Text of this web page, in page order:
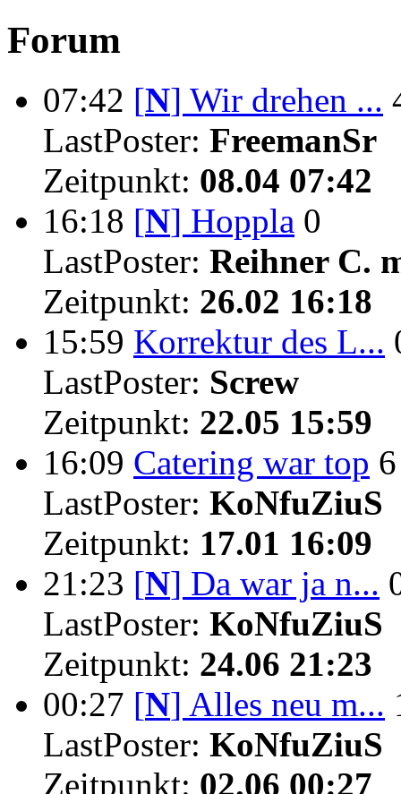
Forum
07:42 [N] Wir drehen ...
LastPoster: FreemanSr
Zeitpunkt: 08.04 07:42
16:18 [N] Hoppla 0
LastPoster: Reihner C.
Zeitpunkt: 26.02 16:18
15:59 Korrektur des L...
LastPoster: Screw
Zeitpunkt: 22.05 15:59
16:09 Catering war top 6
LastPoster: KoNfuZiuS
Zeitpunkt: 17.01 16:09
21:23 [N] Da war ja n...
LastPoster: KoNfuZiuS
Zeitpunkt: 24.06 21:23
00:27 [N] Alles neu m...
LastPoster: KoNfuZiuS
Zeitpunkt: 02.06 00:27